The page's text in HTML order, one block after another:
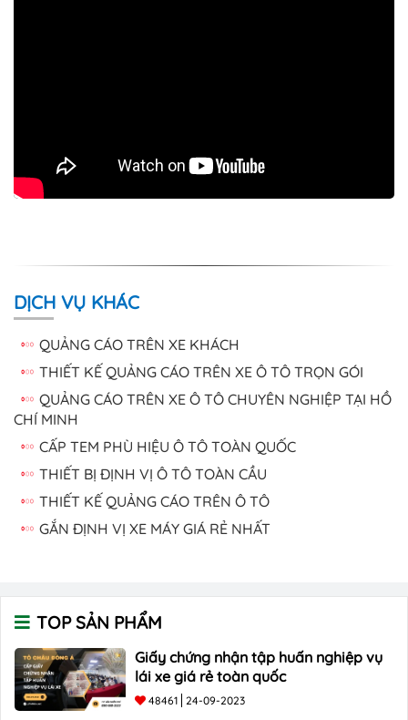
DỊCH VỤ KHÁC
QUẢNG CÁO TRÊN XE KHÁCH
THIẾT KẾ QUẢNG CÁO TRÊN XE Ô TÔ TRỌN GÓI
QUẢNG CÁO TRÊN XE Ô TÔ CHUYÊN NGHIỆP TẠI HỒ
CHÍ MINH
CẤP TEM PHÙ HIỆU Ô TÔ TOÀN QUỐC
THIẾT BỊ ĐỊNH VỊ Ô TÔ TOÀN CẦU
THIẾT KẾ QUẢNG CÁO TRÊN Ô TÔ
GẮN ĐỊNH VỊ XE MÁY GIÁ RẺ NHẤT
TOP SẢN PHẨM
Giấy chứng nhận tập huấn nghiệp vụ
lái xe giá rẻ toàn quốc
48461 24-09-2023